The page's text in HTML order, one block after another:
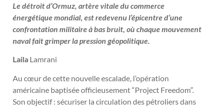
Le détroit d’Ormuz, artère vitale du commerce
énergétique mondial, est redevenu l’épicentre d’une
confrontation militaire à bas bruit, où chaque mouvement
naval fait grimper la pression géopolitique.
Laila Lamrani
Au cœur de cette nouvelle escalade, l’opération
américaine baptisée officieusement “Project Freedom”.
Son objectif : sécuriser la circulation des pétroliers dans